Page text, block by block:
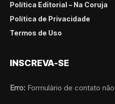
Política Editorial – Na Coruja
Política de Privacidade
Termos de Uso
INSCREVA-SE
Erro: Formulário de contato